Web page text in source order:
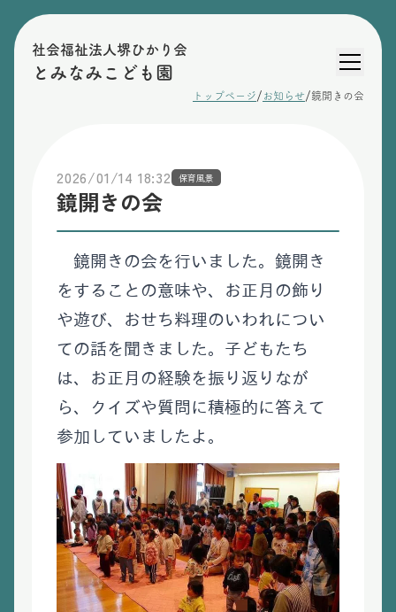
社会福祉法人堺ひかり会
とみなみこども園
トップページ/ お知らせ/鏡開きの会
2026/01/14 18:32 保育風景
鏡開きの会
鏡開きの会を行いました。鏡開き
をすることの意味や、お正月の飾り
や遊び、おせち料理のいわれについ
ての話を聞きました。子どもたち
は、お正月の経験を振り返りなが
ら、クイズや質問に積極的に答えて
参加していましたよ。